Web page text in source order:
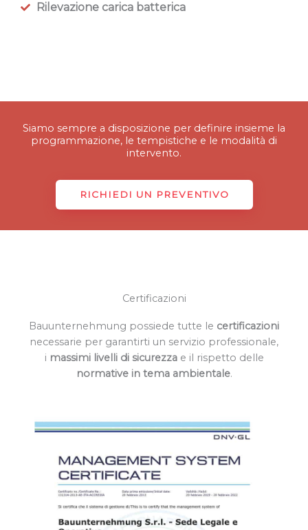
Rilevazione carica batterica
Siamo sempre a disposizione per definire insieme la
programmazione, le tempistiche e le modalità di
intervento.
RICHIEDI UN PREVENTIVO
Certificazioni
Bauunternehmung possiede tutte le certificazioni
necessarie per garantirti un servizio professionale,
i massimi livelli di sicurezzae il rispetto delle
normative in tema ambientale.